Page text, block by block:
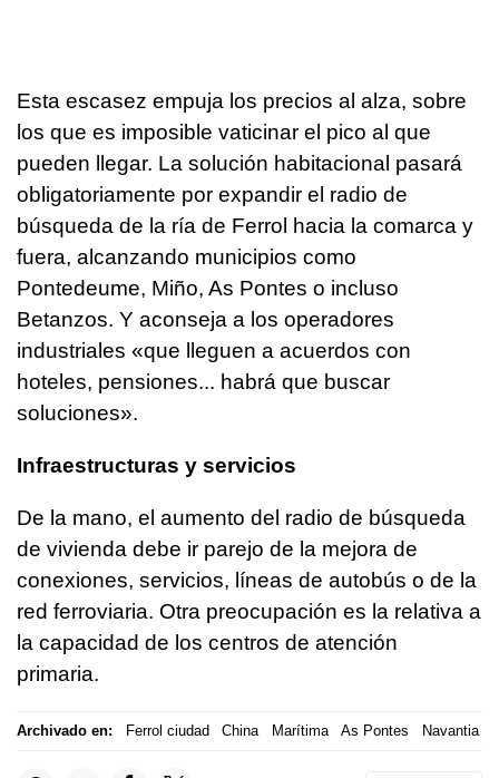
Esta escasez empuja los precios al alza, sobre
los que es imposible vaticinar el pico al que
pueden llegar. La solución habitacional pasará
obligatoriamente por expandir el radio de
búsqueda de la ría de Ferrol hacia la comarca y
fuera, alcanzando municipios como
Pontedeume, Miño, As Pontes o incluso
Betanzos. Y aconseja a los operadores
industriales «que lleguen a acuerdos con
hoteles, pensiones... habrá que buscar
soluciones».
Infraestructuras y servicios
De la mano, el aumento del radio de búsqueda
de vivienda debe ir parejo de la mejora de
conexiones, servicios, líneas de autobús o de la
red ferroviaria. Otra preocupación es la relativa a
la capacidad de los centros de atención
primaria.
Archivado en: Ferrol ciudad China Marítima As Pontes Navantia